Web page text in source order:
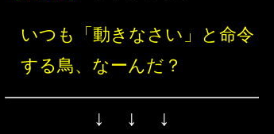
いつも「動きなさい」と命令
する鳥、なーんだ？
↓ ↓ ↓